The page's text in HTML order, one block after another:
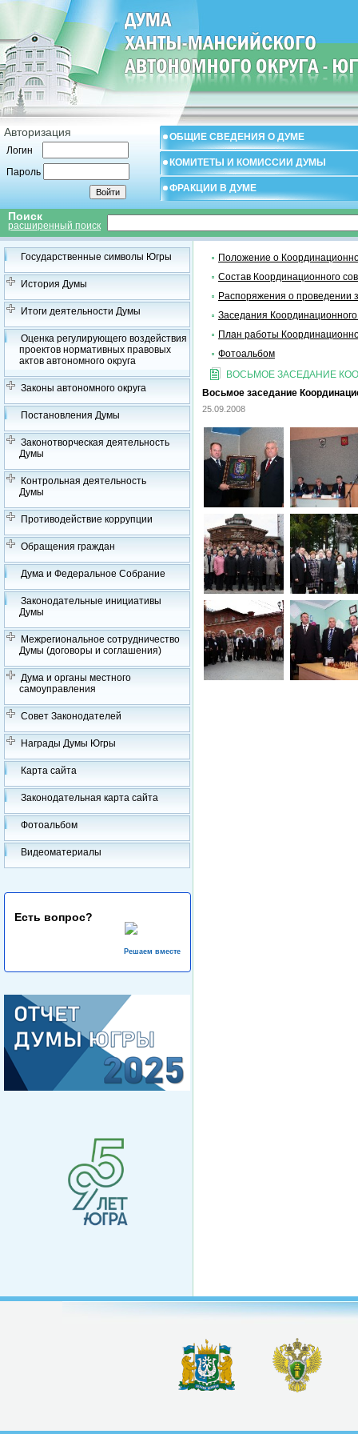
Авторизация
Логин
Пароль
ОБЩИЕ СВЕДЕНИЯ О ДУМЕ
КОМИТЕТЫ И КОМИССИИ ДУМЫ
ФРАКЦИИ В ДУМЕ
Поиск
расширенный поиск
Государственные символы Югры
История Думы
Итоги деятельности Думы
Оценка регулирующего воздействия
проектов нормативных правовых
актов автономного округа
Законы автономного округа
Постановления Думы
Законотворческая деятельность
Думы
Контрольная деятельность
Думы
Противодействие коррупции
Обращения граждан
Дума и Федеральное Собрание
Законодательные инициативы
Думы
Межрегиональное сотрудничество
Думы (договоры и соглашения)
Дума и органы местного
самоуправления
Совет Законодателей
Награды Думы Югры
Карта сайта
Законодательная карта сайта
Фотоальбом
Видеоматериалы
Есть вопрос?
Решаем вместе
Положение о
Состав Координационного
Распоряжения о проведении
Заседания
План работы
Фотоальбом
ВОСЬМОЕ ЗАСЕДАНИЕ
Восьмое заседание
25.09.2008